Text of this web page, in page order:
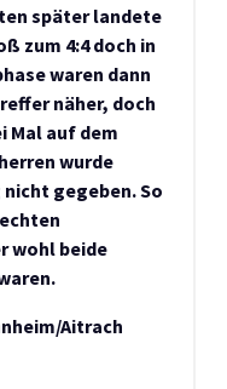
später landete
zum 4:4 doch in
waren dann
näher, doch
Mal auf dem
wurde
gegeben. So
wohl beide
Aitrach